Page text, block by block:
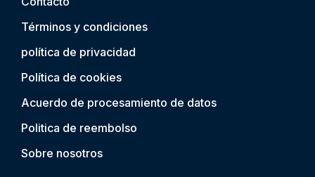
Términos y condiciones
política de privacidad
Política de cookies
Acuerdo de procesamiento de datos
Politica de reembolso
Sobre nosotros